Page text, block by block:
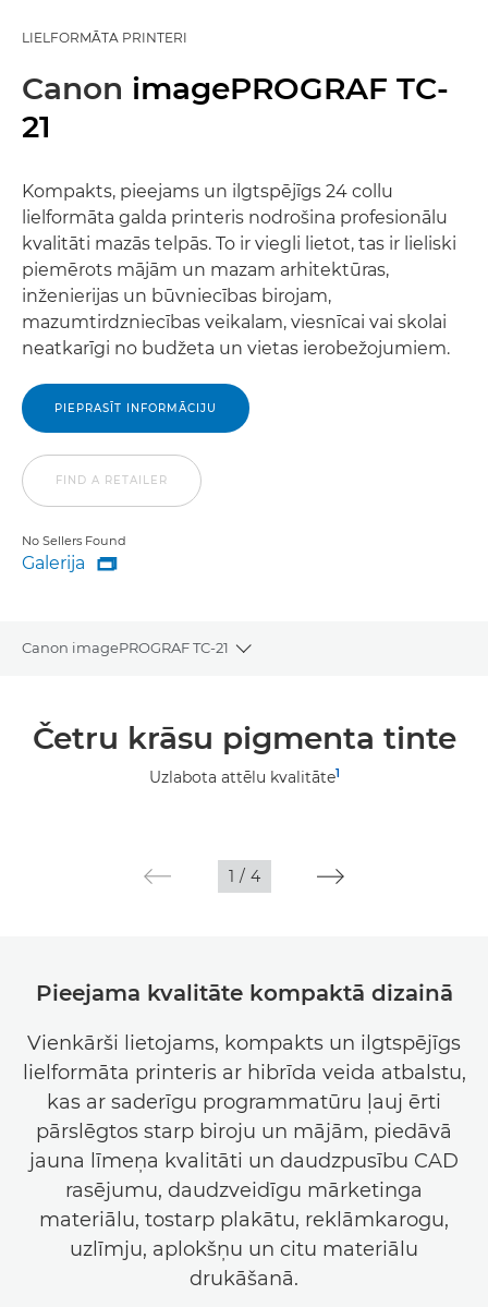
LIELFORMĀTA PRINTERI
Canon imagePROGRAF TC-
21
Kompakts, pieejams un ilgtspējīgs 24 collu
lielformāta galda printeris nodrošina profesionālu
kvalitāti mazās telpās. To ir viegli lietot, tas ir lieliski
piemērots mājām un mazam arhitektūras,
inženierijas un būvniecības birojam,
mazumtirdzniecības veikalam, viesnīcai vai skolai
neatkarīgi no budžeta un vietas ierobežojumiem.
PIEPRASĪT INFORMĀCIJU
FIND A RETAILER
No Sellers Found
Galerija
Galerija

Canon imagePROGRAF TC-21
Toggle breadcrumbs
Četru krāsu pigmenta tinte
Uzlabota attēlu kvalitāte1
1 / 4
Pieejama kvalitāte kompaktā dizainā
Vienkārši lietojams, kompakts un ilgtspējīgs
lielformāta printeris ar hibrīda veida atbalstu,
kas ar saderīgu programmatūru ļauj ērti
pārslēgtos starp biroju un mājām, piedāvā
jauna līmeņa kvalitāti un daudzpusību CAD
rasējumu, daudzveidīgu mārketinga
materiālu, tostarp plakātu, reklāmkarogu,
uzlīmju, aplokšņu un citu materiālu
drukāšanā.